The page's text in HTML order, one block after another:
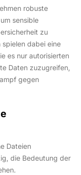
robuste
sensible
zu
dabei eine
es nur autorisierten
Daten zuzugreifen,
gegen
Dateien
die Bedeutung der